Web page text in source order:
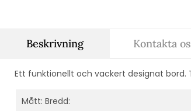
Beskrivning
Ett funktionellt och vackert designat bord.
Mått: Bredd:
Kontakta